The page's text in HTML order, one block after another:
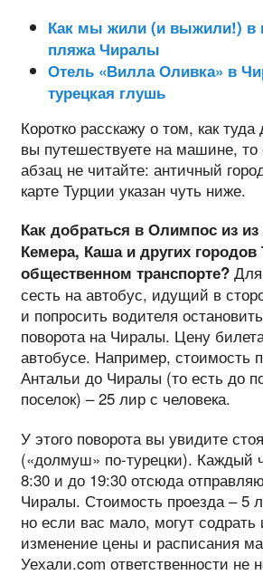
Как мы жили (и выжили!) в
пляжа Чиралы
Отель «Вилла Оливка» в
турецкая глушь
Коротко расскажу о том, как
вы путешествуете на машине,
абзац не читайте: античный
карте Турции указан чуть ниже.
Как добраться в Олимпос из
Кемера, Каша и других городов
общественном транспорте?Для
сесть на автобус, идущий в
и попросить водителя
поворота на Чиралы. Цену
автобусе. Например, стоимость
Антальи до Чиралы (то есть до
поселок) – 25 лир с человека.
У этого поворота вы увидите
(«долмуш» по-турецки). Каждый
8:30 и до 19:30 отсюда
Чиралы. Стоимость проезда – 5
но если вас мало, могут
изменение цены и расписания
Уехали.com ответственности не